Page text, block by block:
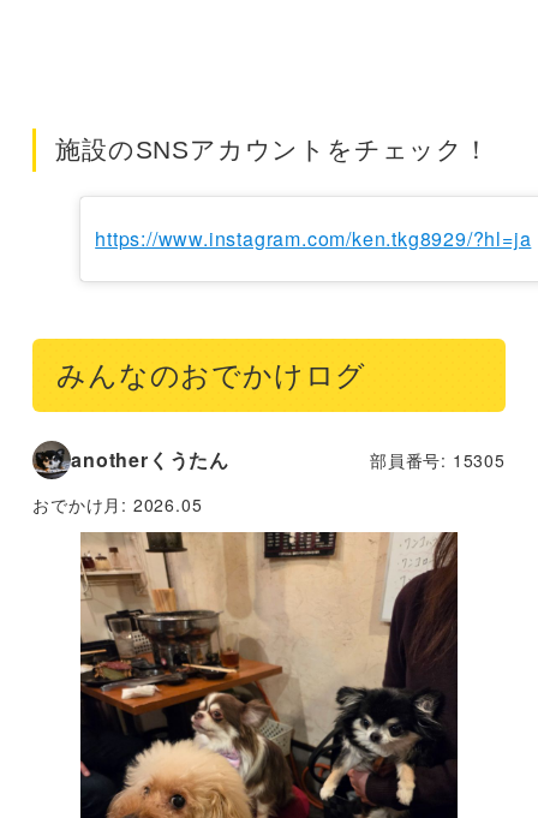
施設のSNSアカウントをチェック！
https://www.instagram.com/ken.tkg8929/?hl=ja
みんなのおでかけログ
anotherくうたん
部員番号: 15305
おでかけ月: 2026.05